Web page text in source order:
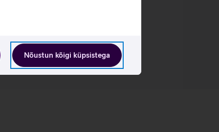
Nõustun kõigi küpsistega